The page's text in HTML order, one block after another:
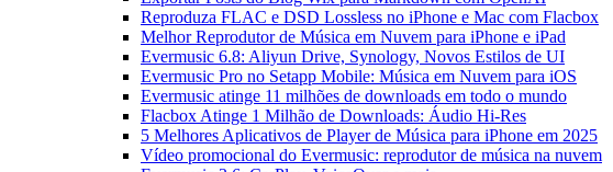
Reproduza FLAC e DSD Lossless no iPhone e Mac com Flacbox
Melhor Reprodutor de Música em Nuvem para iPhone e iPad
Evermusic 6.8: Aliyun Drive, Synology, Novos Estilos de UI
Evermusic Pro no Setapp Mobile: Música em Nuvem para iOS
Evermusic atinge 11 milhões de downloads em todo o mundo
Flacbox Atinge 1 Milhão de Downloads: Áudio Hi-Res
5 Melhores Aplicativos de Player de Música para iPhone em 2025
Vídeo promocional do Evermusic: reprodutor de música na nuvem